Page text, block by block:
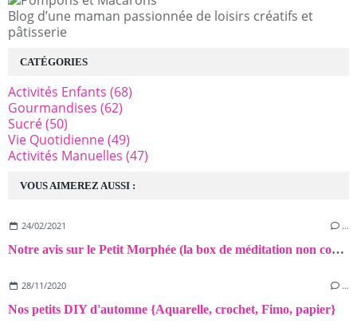
Blog d’une maman passionnée de loisirs créatifs et
pâtisserie
VOUS AIMEREZ AUSSI :
24/02/2021 …
Notre avis sur le Petit Morphée (la box de méditation non connectée pour les enfants)!
28/11/2020 …
Nos petits DIY d'automne {Aquarelle, crochet, Fimo, papier}
CATÉGORIES
Activités Enfants (68)
Gourmandises (62)
Sucré(50)
Vie Quotidienne(49)
Activités Manuelles (47)